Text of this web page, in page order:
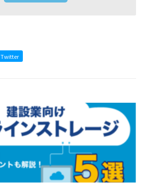
Twitter